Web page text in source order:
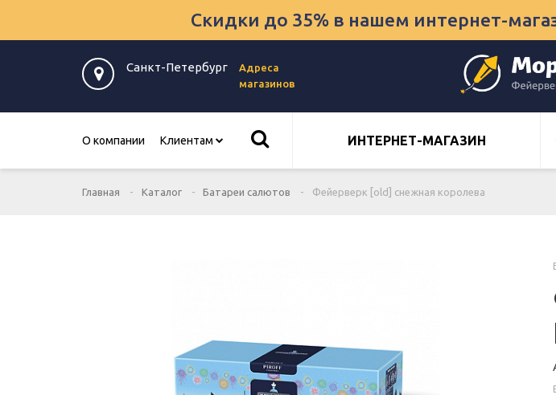
Скидки до 35% в нашем интернет-
Санкт-Петербург
Адреса
магазинов
О компании Клиентам ИНТЕРНЕТ-МАГАЗИН
Главная Каталог Батареи салютов Фейерверк [old] снежная королева